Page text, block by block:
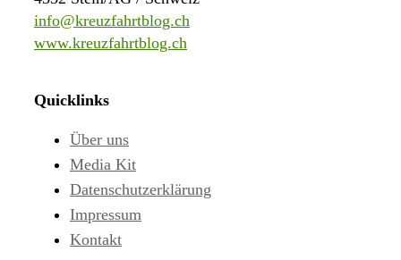
info@kreuzfahrtblog.ch
www.kreuzfahrtblog.ch
Quicklinks
Über uns
Media Kit
Datenschutzerklärung
Impressum
Kontakt